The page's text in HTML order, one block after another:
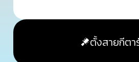
ตั้งสายกีตา